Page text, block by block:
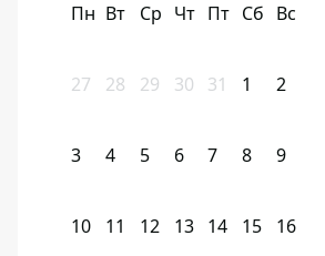
Пн Вт Ср Чт Пт Сб Вс
27 28 29 30 31 1 2
3 4 5 6 7 8 9
10 11 12 13 14 15 16